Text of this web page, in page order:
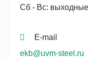
Сб - Вс: выходные
E-mail
ekb@uvm-steel.ru